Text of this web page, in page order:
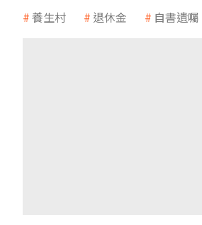
養生村 退休金 自書遺囑